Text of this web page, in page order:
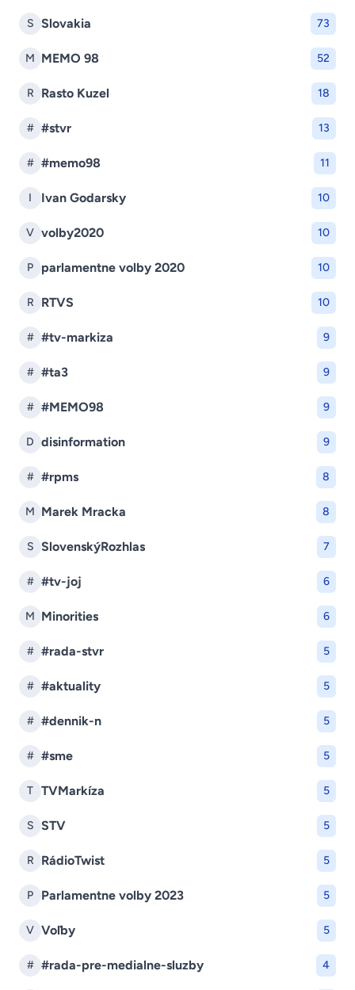
S Slovakia 73
M MEMO 98 52
R Rasto Kuzel 18
# #stvr 13
# #memo98 11
I Ivan Godarsky 10
V volby2020 10
P parlamentne volby 2020 10
R RTVS 10
# #tv-markiza 9
# #ta3 9
# #MEMO98 9
D disinformation 9
# #rpms 8
M Marek Mracka 8
S SlovenskýRozhlas 7
# #tv-joj 6
M Minorities 6
# #rada-stvr 5
# #aktuality 5
# #dennik-n 5
# #sme 5
T TVMarkíza 5
S STV 5
R RádioTwist 5
P Parlamentne volby 2023 5
V Voľby 5
# #rada-pre-medialne-sluzby 4